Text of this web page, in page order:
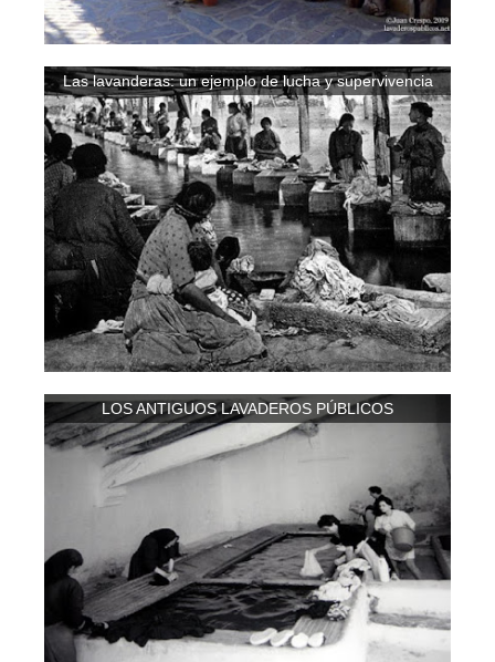
Las lavanderas: un ejemplo de lucha y supervivencia
LOS ANTIGUOS LAVADEROS PÚBLICOS